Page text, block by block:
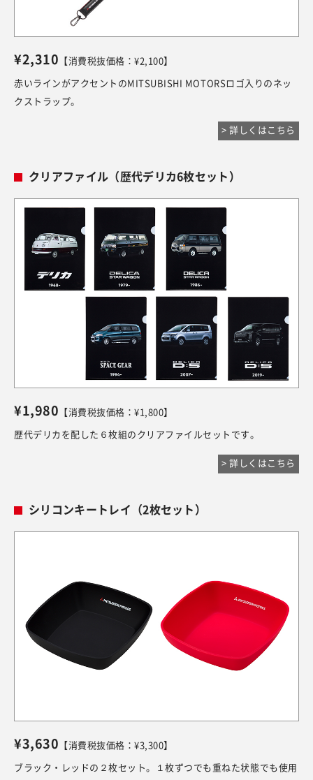
¥2,310 【消費税抜価格：¥2,100】
赤いラインがアクセントのMITSUBISHI MOTORSロゴ入りのネッ
クストラップ。
> 詳しくはこちら
クリアファイル（歴代デリカ6枚セット）
¥1,980 【消費税抜価格：¥1,800】
歴代デリカを配した６枚組のクリアファイルセットです。
> 詳しくはこちら
シリコンキートレイ（2枚セット）
¥3,630 【消費税抜価格：¥3,300】
ブラック・レッドの２枚セット。１枚ずつでも重ねた状態でも使用